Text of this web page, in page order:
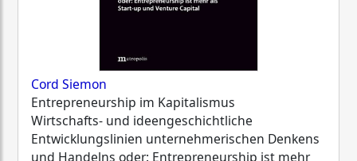
Cord Siemon
Entrepreneurship im Kapitalismus
Wirtschafts- und ideengeschichtliche
Entwicklungslinien unternehmerischen Denkens
und Handelns oder: Entrepreneurship ist mehr